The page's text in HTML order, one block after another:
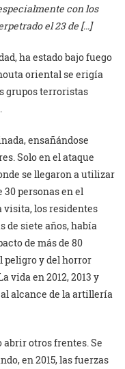
con los
el 23 de […]
ha estado bajo fuego
oriental se erigía
grupos terroristas
ensañándose
Solo en el ataque
se llegaron a utilizar
personas en el
visita, los residentes
de siete años, había
de más de 80
peligro y del horror
vida en 2012, 2013 y
al alcance de la artillería
otros frentes. Se
en 2015, las fuerzas